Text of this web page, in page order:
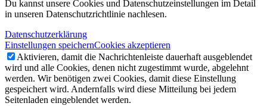
Du kannst unsere Cookies und Datenschutzeinstellungen im Detail
in unseren Datenschutzrichtlinie nachlesen.
Datenschutzerklärung
Einstellungen speichernCookies akzeptieren
Aktivieren, damit die Nachrichtenleiste dauerhaft ausgeblendet
wird und alle Cookies, denen nicht zugestimmt wurde, abgelehnt
werden. Wir benötigen zwei Cookies, damit diese Einstellung
gespeichert wird. Andernfalls wird diese Mitteilung bei jedem
Seitenladen eingeblendet werden.